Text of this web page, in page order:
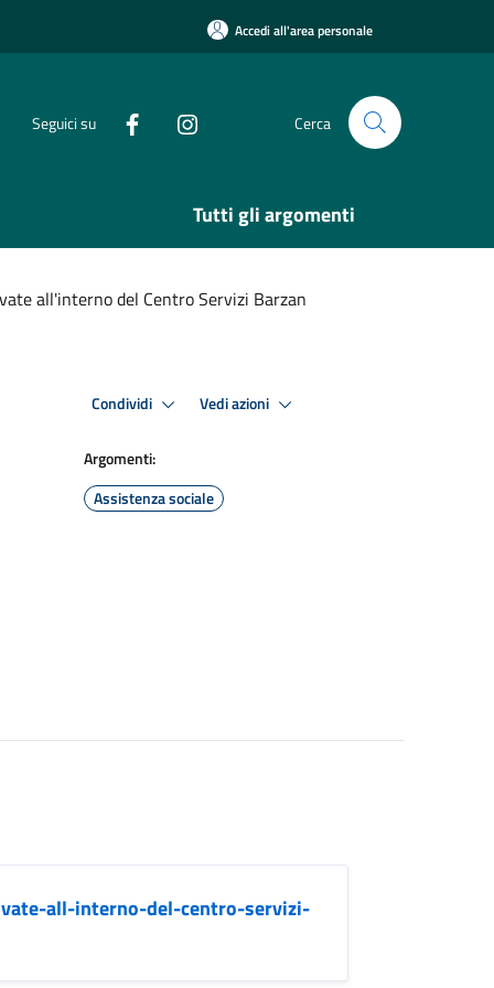
Accedi all'area personale
Seguici su Cerca
Tutti gli argomenti
all'interno del Centro Servizi Barzan
Condividi Vedi azioni
Argomenti:
Assistenza sociale
all-interno-del-centro-servizi-